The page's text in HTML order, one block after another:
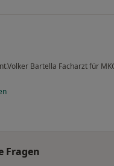
Bartella Facharzt für
Fragen